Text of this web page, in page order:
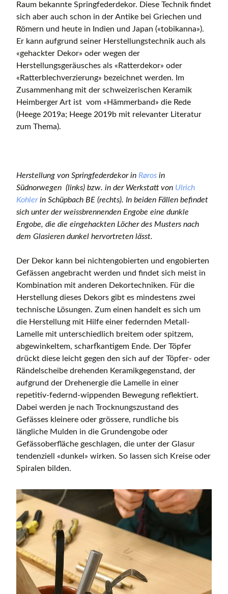
Raum bekannte Springfederdekor. Diese Technik findet
sich aber auch schon in der Antike bei Griechen und
Römern und heute in Indien und Japan («tobikanna»).
Er kann aufgrund seiner Herstellungstechnik auch als
«gehackter Dekor» oder wegen der
Herstellungsgeräusches als «Ratterdekor» oder
«Ratterblechverzierung» bezeichnet werden. Im
Zusammenhang mit der schweizerischen Keramik
Heimberger Art ist vom «Hämmerband» die Rede
(Heege 2019a; Heege 2019b mit relevanter Literatur
zum Thema).
Herstellung von Springfederdekor in Røros in
Südnorwegen (links) bzw. in der Werkstatt von Ulrich
Kohlerin Schüpbach BE (rechts). In beiden Fällen befindet
sich unter der weissbrennenden Engobe eine dunkle
Engobe, die die eingehackten Löcher des Musters nach
dem Glasieren dunkel hervortreten lässt.
Der Dekor kann bei nichtengobierten und engobierten
Gefässen angebracht werden und findet sich meist in
Kombination mit anderen Dekortechniken. Für die
Herstellung dieses Dekors gibt es mindestens zwei
technische Lösungen. Zum einen handelt es sich um
die Herstellung mit Hilfe einer federnden Metall-
Lamelle mit unterschiedlich breitem oder spitzem,
abgewinkeltem, scharfkantigem Ende. Der Töpfer
drückt diese leicht gegen den sich auf der Töpfer- oder
Rändelscheibe drehenden Keramikgegenstand, der
aufgrund der Drehenergie die Lamelle in einer
repetitiv-federnd-wippenden Bewegung reflektiert.
Dabei werden je nach Trocknungszustand des
Gefässes kleinere oder grössere, rundliche bis
längliche Mulden in die Grundengobe oder
Gefässoberfläche geschlagen, die unter der Glasur
tendenziell «dunkel» wirken. So lassen sich Kreise oder
Spiralen bilden.